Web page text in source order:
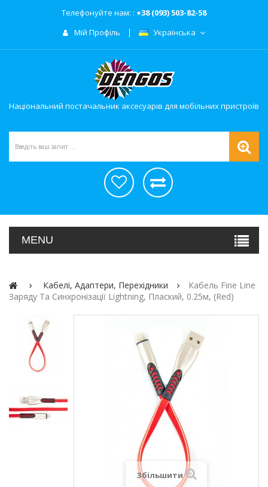
Телефонуйте нам: : +38 (093) 503-82-58
Мій Профіль
Українська
Національний постачальник аксесуарів для мобільних пристроїв
MENU
Кабелі, Адаптери, Перехідники
Кабель Fine Line
Заряду Та Синхронізації Lightning, Плаский, 0.25м, (red)
Збільшити